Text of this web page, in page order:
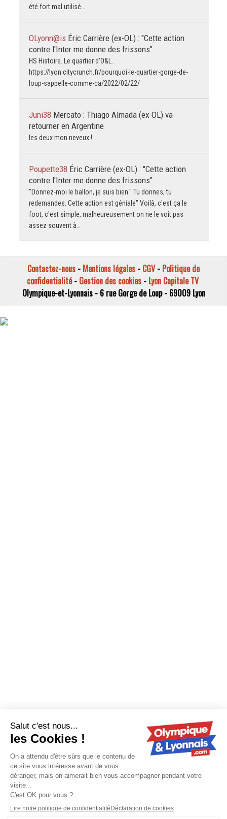
été fort mal utilisé…
OLyonn@is Éric Carrière (ex-OL) : "Cette action
contre l'Inter me donne des frissons"
HS Histoire. Le quartier d'O&L.
https://lyon.citycrunch.fr/pourquoi-le-quartier-gorge-de-
loup-sappelle-comme-ca/2022/02/22/
Juni38 Mercato : Thiago Almada (ex-OL) va
retourner en Argentine
les deux mon neveux !
Poupette38 Éric Carrière (ex-OL) : "Cette action
contre l'Inter me donne des frissons"
"Donnez-moi le ballon, je suis bien." Tu donnes, tu
redemandes. Cette action est géniale" Voilà, c'est ça le
foot, c'est simple, malheureusement on ne le voit pas
assez souvent à…
Contactez-nous - Mentions légales - CGV- Politique de
confidentialité- Gestion des cookies- Lyon Capitale TV
Olympique-et-Lyonnais - 6 rue Gorge de Loup - 69009 Lyon